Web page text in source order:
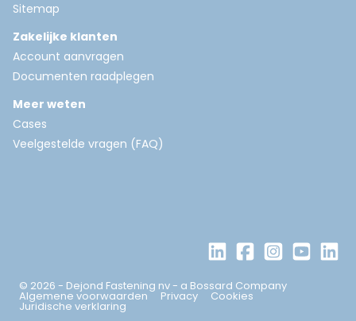
Sitemap
Zakelijke klanten
Account aanvragen
Documenten raadplegen
Meer weten
Cases
Veelgestelde vragen (FAQ)
© 2026 - Dejond Fastening nv - a Bossard Company
Algemene voorwaarden Privacy Cookies
Juridische verklaring